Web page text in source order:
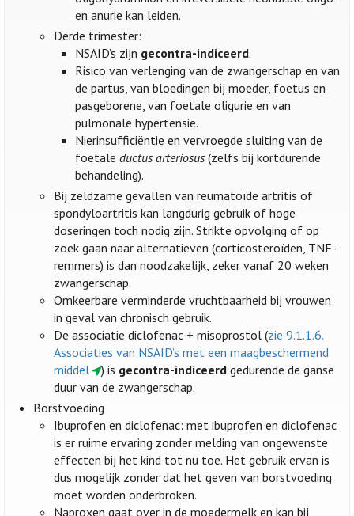
en anurie kan leiden.
Derde trimester:
NSAID’s zijn gecontra-indiceerd.
Risico van verlenging van de zwangerschap en van
de partus, van bloedingen bij moeder, foetus en
pasgeborene, van foetale oligurie en van
pulmonale hypertensie.
Nierinsufficiëntie en vervroegde sluiting van de
foetale ductus arteriosus(zelfs bij kortdurende
behandeling).
Bij zeldzame gevallen van reumatoïde artritis of
spondyloartritis kan langdurig gebruik of hoge
doseringen toch nodig zijn. Strikte opvolging of op
zoek gaan naar alternatieven (corticosteroïden, TNF-
remmers) is dan noodzakelijk, zeker vanaf 20 weken
zwangerschap.
Omkeerbare verminderde vruchtbaarheid bij vrouwen
in geval van chronisch gebruik.
De associatie diclofenac + misoprostol (zie 9.1.1.6.
Associaties van NSAID’s met een maagbeschermend
middel
) is gecontra-indiceerdgedurende de ganse
duur van de zwangerschap.
Borstvoeding
Ibuprofen en diclofenac: met ibuprofen en diclofenac
is er ruime ervaring zonder melding van ongewenste
effecten bij het kind tot nu toe. Het gebruik ervan is
dus mogelijk zonder dat het geven van borstvoeding
moet worden onderbroken.
Naproxen gaat over in de moedermelk en kan bij